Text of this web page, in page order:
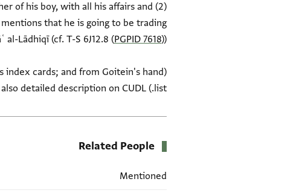
of his boy, with all his affairs and
that he is going to be trading
Lādhiqī (cf. T-S 6J12.8 (PGPID 7618
index cards; and from Goitein's hand
list.) See also detailed description on CUDL.
Related People
Mentioned